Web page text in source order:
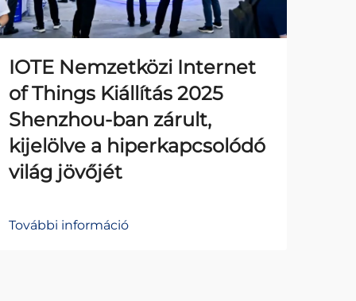
IOTE Nemzetközi Internet
of Things Kiállítás 2025
Shenzhou-ban zárult,
kijelölve a hiperkapcsolódó
világ jövőjét
További információ